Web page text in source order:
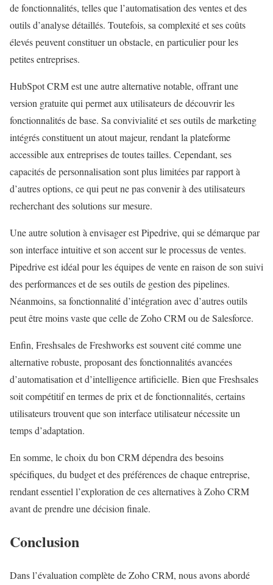
de fonctionnalités, telles que l’automatisation des ventes et des
outils d’analyse détaillés. Toutefois, sa complexité et ses coûts
élevés peuvent constituer un obstacle, en particulier pour les
petites entreprises.
HubSpot CRM est une autre alternative notable, offrant une
version gratuite qui permet aux utilisateurs de découvrir les
fonctionnalités de base. Sa convivialité et ses outils de marketing
intégrés constituent un atout majeur, rendant la plateforme
accessible aux entreprises de toutes tailles. Cependant, ses
capacités de personnalisation sont plus limitées par rapport à
d’autres options, ce qui peut ne pas convenir à des utilisateurs
recherchant des solutions sur mesure.
Une autre solution à envisager est Pipedrive, qui se démarque par
son interface intuitive et son accent sur le processus de ventes.
Pipedrive est idéal pour les équipes de vente en raison de son suivi
des performances et de ses outils de gestion des pipelines.
Néanmoins, sa fonctionnalité d’intégration avec d’autres outils
peut être moins vaste que celle de Zoho CRM ou de Salesforce.
Enfin, Freshsales de Freshworks est souvent cité comme une
alternative robuste, proposant des fonctionnalités avancées
d’automatisation et d’intelligence artificielle. Bien que Freshsales
soit compétitif en termes de prix et de fonctionnalités, certains
utilisateurs trouvent que son interface utilisateur nécessite un
temps d’adaptation.
En somme, le choix du bon CRM dépendra des besoins
spécifiques, du budget et des préférences de chaque entreprise,
rendant essentiel l’exploration de ces alternatives à Zoho CRM
avant de prendre une décision finale.
Conclusion
Dans l’évaluation complète de Zoho CRM, nous avons abordé